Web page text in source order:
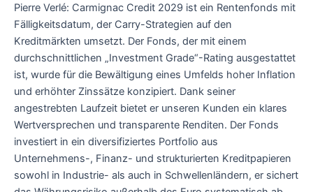
Pierre Verlé: Carmignac Credit 2029 ist ein Rentenfonds mit
Fälligkeitsdatum, der Carry-Strategien auf den
Kreditmärkten umsetzt. Der Fonds, der mit einem
durchschnittlichen „Investment Grade“-Rating ausgestattet
ist, wurde für die Bewältigung eines Umfelds hoher Inflation
und erhöhter Zinssätze konzipiert. Dank seiner
angestrebten Laufzeit bietet er unseren Kunden ein klares
Wertversprechen und transparente Renditen. Der Fonds
investiert in ein diversifiziertes Portfolio aus
Unternehmens-, Finanz- und strukturierten Kreditpapieren
sowohl in Industrie- als auch in Schwellenländern, er sichert